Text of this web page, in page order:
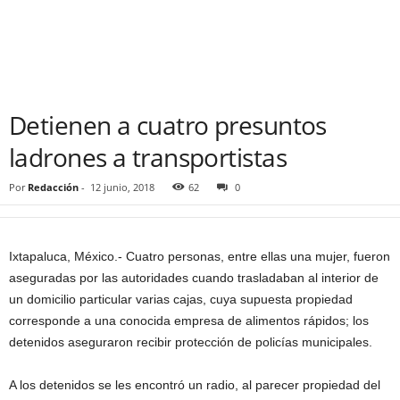
Detienen a cuatro presuntos
ladrones a transportistas
Por Redacción - 12 junio, 2018 62 0
Ixtapaluca, México.- Cuatro personas, entre ellas una mujer, fueron
aseguradas por las autoridades cuando trasladaban al interior de
un domicilio particular varias cajas, cuya supuesta propiedad
corresponde a una conocida empresa de alimentos rápidos; los
detenidos aseguraron recibir protección de policías municipales.
A los detenidos se les encontró un radio, al parecer propiedad del